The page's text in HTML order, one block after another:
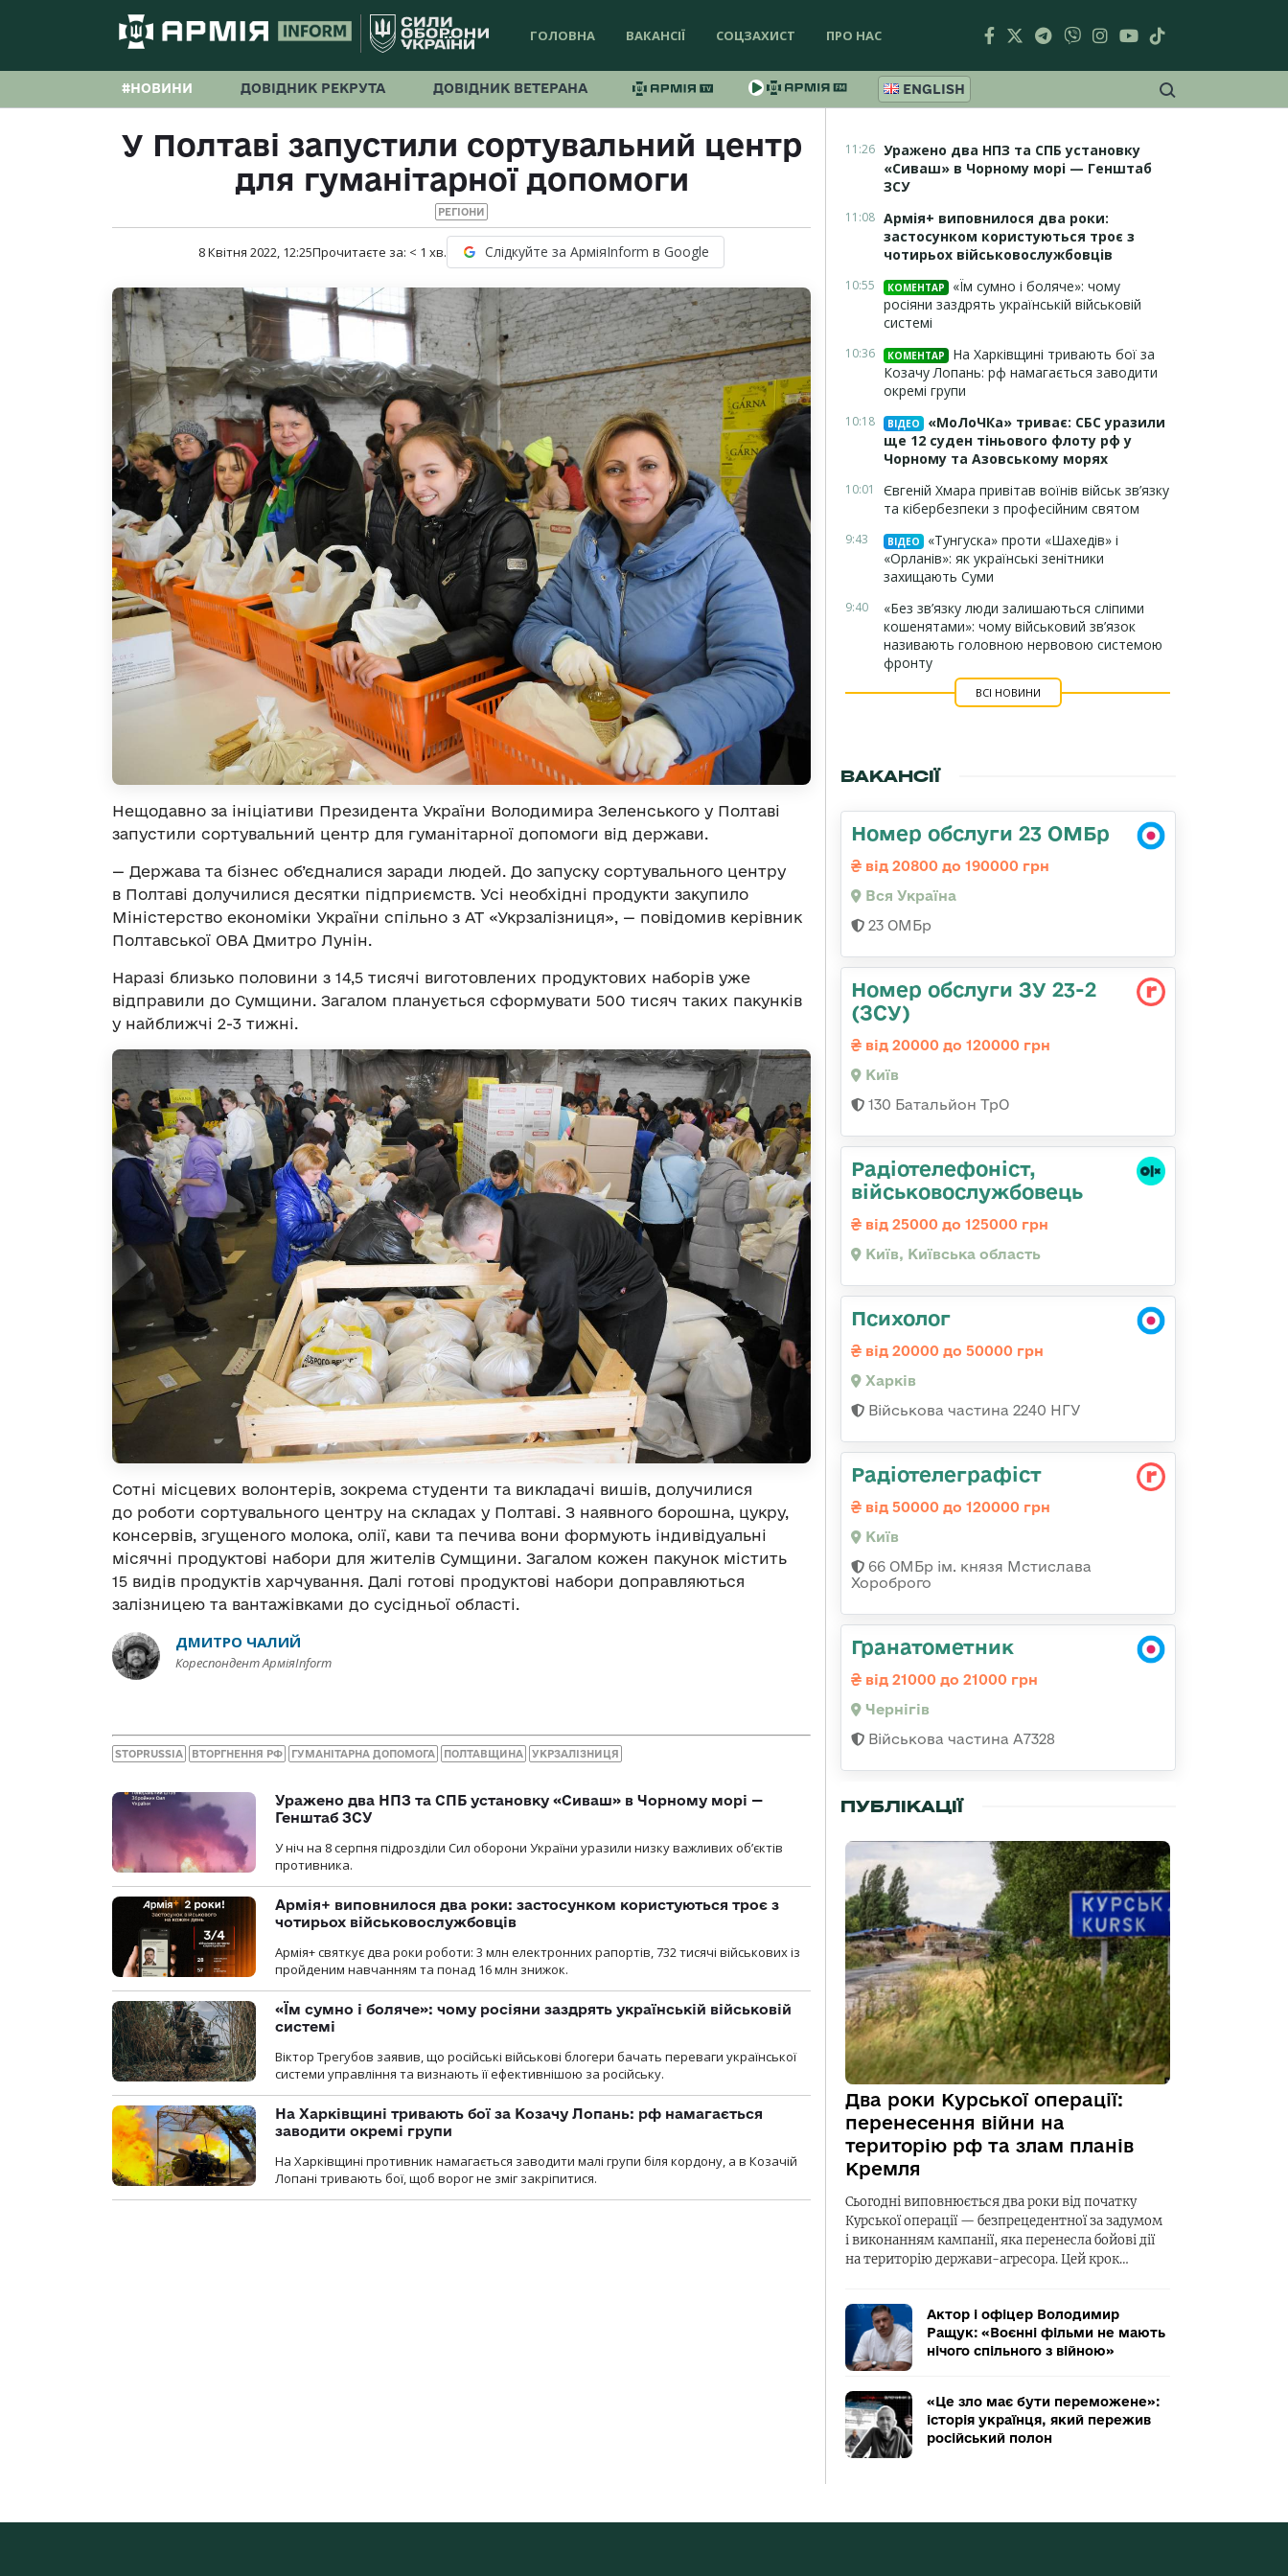
ГОЛОВНА ВАКАНСІЇ СОЦЗАХИСТ ПРО НАС
#НОВИНИ ДОВІДНИК РЕКРУТА ДОВІДНИК ВЕТЕРАНА ENGLISH
У Полтаві запустили сортувальний центр
для гуманітарної допомоги
РЕГІОНИ
8 Квітня 2022, 12:25Прочитаєте за: < 1 хв. Слідкуйте за АрміяInform в Google
Нещодавно за ініціативи Президента України Володимира Зеленського у Полтаві
запустили сортувальний центр для гуманітарної допомоги від держави.
— Держава та бізнес об’єдналися заради людей. До запуску сортувального центру
в Полтаві долучилися десятки підприємств. Усі необхідні продукти закупило
Міністерство економіки України спільно з АТ «Укрзалізниця», — повідомив керівник
Полтавської ОВА Дмитро Лунін.
Наразі близько половини з 14,5 тисячі виготовлених продуктових наборів уже
відправили до Сумщини. Загалом планується сформувати 500 тисяч таких пакунків
у найближчі 2-3 тижні.
Сотні місцевих волонтерів, зокрема студенти та викладачі вишів, долучилися
до роботи сортувального центру на складах у Полтаві. З наявного борошна, цукру,
консервів, згущеного молока, олії, кави та печива вони формують індивідуальні
місячні продуктові набори для жителів Сумщини. Загалом кожен пакунок містить
15 видів продуктів харчування. Далі готові продуктові набори доправляються
залізницею та вантажівками до сусідньої області.
ДМИТРО ЧАЛИЙ
Кореспондент АрміяInform
STOPRUSSIA ВТОРГНЕННЯ РФ ГУМАНІТАРНА ДОПОМОГА ПОЛТАВЩИНА УКРЗАЛІЗНИЦЯ
Уражено два НПЗ та СПБ установку «Сиваш» в Чорному морі —
Генштаб ЗСУ
У ніч на 8 серпня підрозділи Сил оборони України уразили низку важливих об’єктів
противника.
Армія+ виповнилося два роки: застосунком користуються троє з
чотирьох військовослужбовців
Армія+ святкує два роки роботи: 3 млн електронних рапортів, 732 тисячі військових із
пройденим навчанням та понад 16 млн знижок.
«Їм сумно і боляче»: чому росіяни заздрять українській військовій
системі
Віктор Трегубов заявив, що російські військові блогери бачать переваги української
системи управління та визнають її ефективнішою за російську.
На Харківщині тривають бої за Козачу Лопань: рф намагається
заводити окремі групи
На Харківщині противник намагається заводити малі групи біля кордону, а в Козачій
Лопані тривають бої, щоб ворог не зміг закріпитися.
11:26 Уражено два НПЗ та СПБ установку
«Сиваш» в Чорному морі — Генштаб
ЗСУ
11:08 Армія+ виповнилося два роки:
застосунком користуються троє з
чотирьох військовослужбовців
10:55 КОМЕНТАР
«Їм сумно і боляче»: чому
росіяни заздрять українській військовій
системі
10:36 КОМЕНТАР
На Харківщині тривають бої за
Козачу Лопань: рф намагається заводити
окремі групи
10:18 ВІДЕО
«МоЛоЧКа» триває: СБС уразили
ще 12 суден тіньового флоту рф у
Чорному та Азовському морях
10:01
Євгеній Хмара привітав воїнів військ зв’язку
та кібербезпеки з професійним святом
9:43 ВІДЕО
«Тунгуска» проти «Шахедів» і
«Орланів»: як українські зенітники
захищають Суми
9:40
«Без зв’язку люди залишаються сліпими
кошенятами»: чому військовий зв’язок
називають головною нервовою системою
фронту
ВСІ НОВИНИ
ВАКАНСІЇ
Номер обслуги 23 ОМБр
від 20800 до 190000 грн
Вся Україна
23 ОМБр
Номер обслуги ЗУ 23-2
(ЗСУ)
від 20000 до 120000 грн
Київ
130 Батальйон ТрО
Радіотелефоніст,
військовослужбовець
від 25000 до 125000 грн
Київ, Київська область
Психолог
від 20000 до 50000 грн
Харків
Військова частина 2240 НГУ
Радіотелеграфіст
від 50000 до 120000 грн
Київ
66 ОМБр ім. князя Мстислава
Хороброго
Гранатометник
від 21000 до 21000 грн
Чернігів
Військова частина А7328
ПУБЛІКАЦІЇ
Два роки Курської операції:
перенесення війни на
територію рф та злам планів
Кремля
Сьогодні виповнюється два роки від початку
Курської операції — безпрецедентної за задумом
і виконанням кампанії, яка перенесла бойові дії
на територію держави-агресора. Цей крок…
Актор і офіцер Володимир
Ращук: «Воєнні фільми не мають
нічого спільного з війною»
«Це зло має бути переможене»:
історія українця, який пережив
російський полон